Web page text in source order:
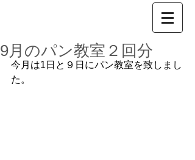
9月のパン教室２回分
今月は1日と９日にパン教室を致しまし
た。